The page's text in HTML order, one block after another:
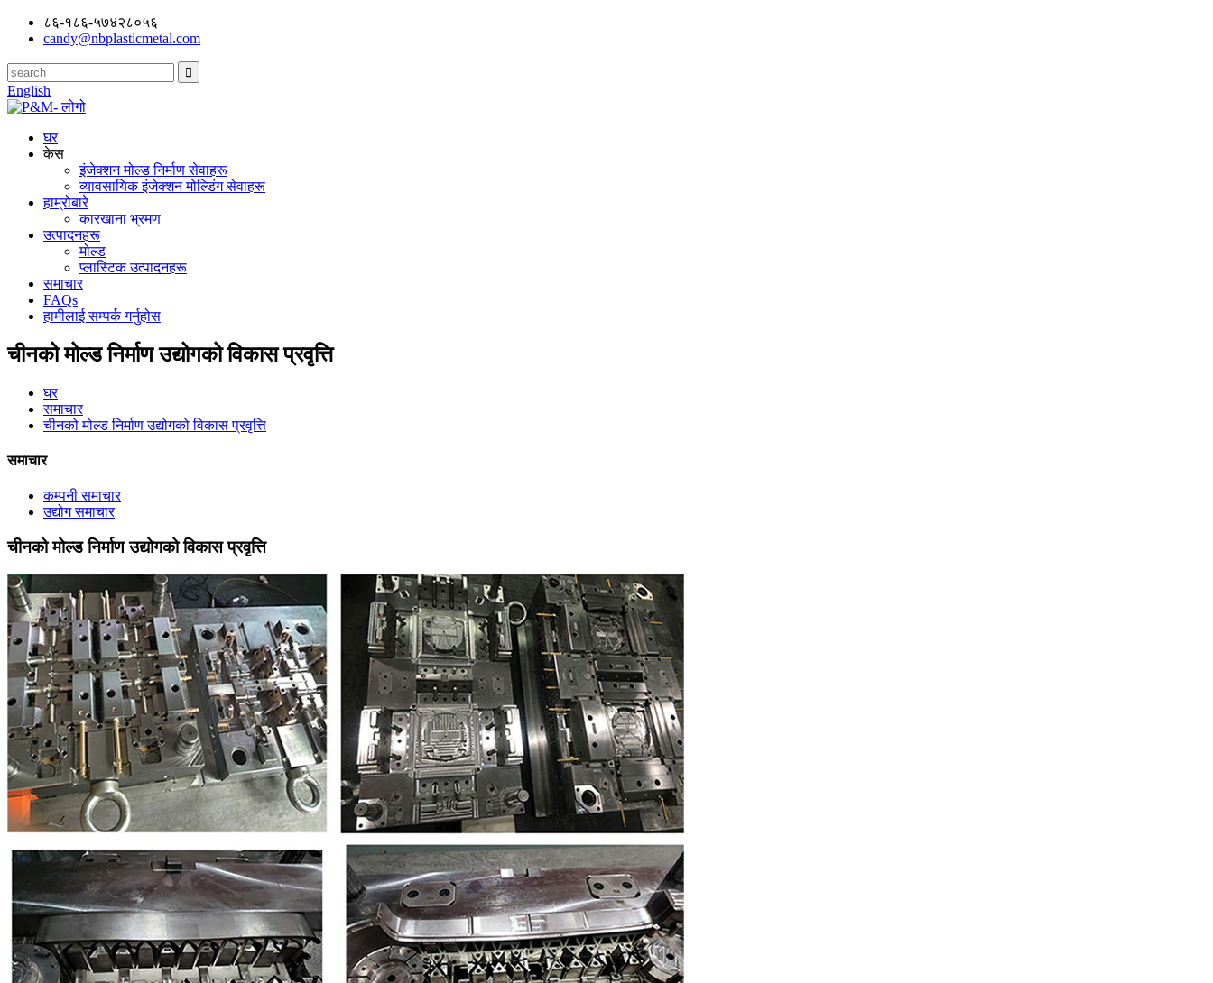
८६-१८६-५७४२८०५६
candy@nbplasticmetal.com
English
घर
केस
इंजेक्शन मोल्ड निर्माण सेवाहरू
व्यावसायिक इंजेक्शन मोल्डिंग सेवाहरू
हाम्रोबारे
कारखाना भ्रमण
उत्पादनहरू
मोल्ड
प्लास्टिक उत्पादनहरू
समाचार
FAQs
हामीलाई सम्पर्क गर्नुहोस
चीनको मोल्ड निर्माण उद्योगको विकास प्रवृत्ति
घर
समाचार
चीनको मोल्ड निर्माण उद्योगको विकास प्रवृत्ति
समाचार
कम्पनी समाचार
उद्योग समाचार
चीनको मोल्ड निर्माण उद्योगको विकास प्रवृत्ति